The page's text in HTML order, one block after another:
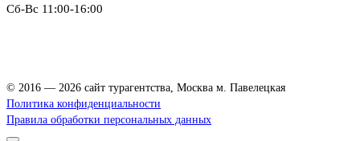
Сб-Вс 11:00-16:00
© 2016 — 2026 сайт турагентства, Москва м. Павелецкая
Политика конфиденциальности
Правила обработки персональных данных